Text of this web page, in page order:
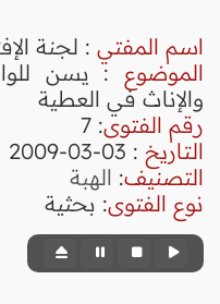
اسم المفتي : لجنة
الموضوع : يسن
والإناث في العطية
رقم الفتوى:
7
التاريخ : 03-03-2009
التصنيف: الهبة
نوع الفتوى: بحثية